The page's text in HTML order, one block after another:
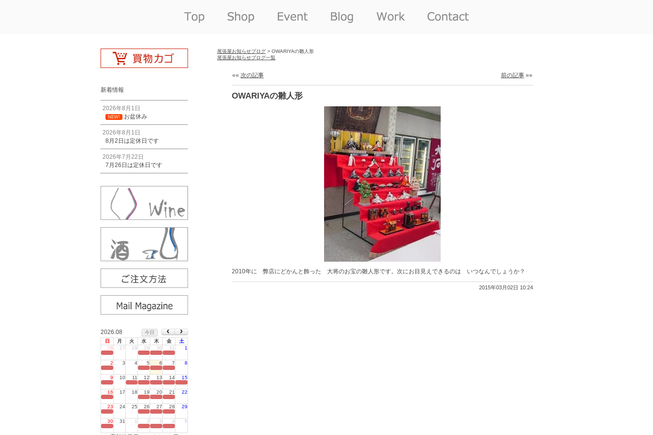
新着情報
2026年8月1日
NEW! お盆休み
2026年8月1日
8月2日は定休日です
2026年7月22日
7月26日は定休日です
2026.08
今日
日
月 火 水 木 金
土
26
27 28 29 30 31 1
2 3 4 5 6 7 8
9 10 11 12 13 14 15
16 17 18 19 20 21 22
23 24 25 26 27 28 29
30 31 1 2 3 4 5
尾張屋お知らせブログ > OWARIYAの雛人形
尾張屋お知らせブログ一覧
«« 次の記事 前の記事 »»
OWARIYAの雛人形
2010年に 弊店にどかんと飾った 大将のお宝の雛人形です。次にお目見えできるのは いつなんでしょうか？
2015年03月02日 10:24